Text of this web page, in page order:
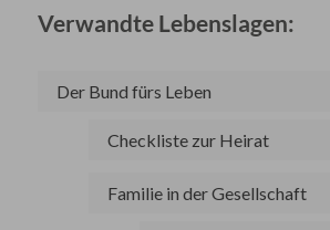
Verwandte Lebenslagen:
Der Bund fürs Leben
Checkliste zur Heirat
Familie in der Gesellschaft